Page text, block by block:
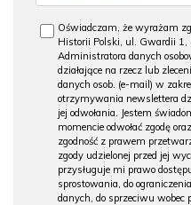
Oświadczam, że wyrażam
Historii Polski, ul. Gwardii
Administratora danych
działające na rzecz lub
danych osob. (e-mail) w
otrzymywania newslettera
jej odwołania. Jestem
momencie odwołać zgodę
zgodność z prawem
zgody udzielonej przed jej
przysługuje mi prawo
sprostowania, do
danych, do sprzeciwu wobec